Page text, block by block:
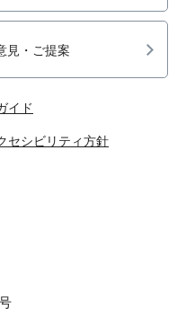
見・ご提案
イド
セシビリティ方針